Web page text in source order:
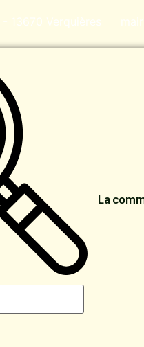
13670 Verquières
La